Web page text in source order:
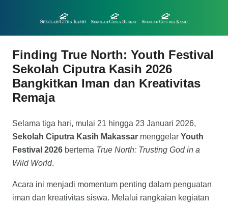
Finding True North: Youth Festival
Sekolah Ciputra Kasih 2026
Bangkitkan Iman dan Kreativitas
Remaja
Selama tiga hari, mulai 21 hingga 23 Januari 2026,
Sekolah Ciputra Kasih Makassar menggelar Youth
Festival 2026 bertema True North: Trusting God in a
Wild World.
Acara ini menjadi momentum penting dalam penguatan
iman dan kreativitas siswa. Melalui rangkaian kegiatan